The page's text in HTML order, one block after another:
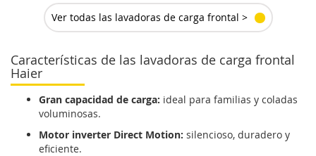
Ver todas las lavadoras de carga frontal >
Características de las lavadoras de carga frontal
Haier
Gran capacidad de carga: ideal para familias y coladas
voluminosas.
Motor inverter Direct Motion: silencioso, duradero y
eficiente.